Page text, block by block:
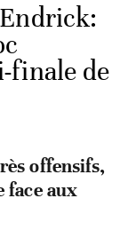
finale de
offensifs,
face aux